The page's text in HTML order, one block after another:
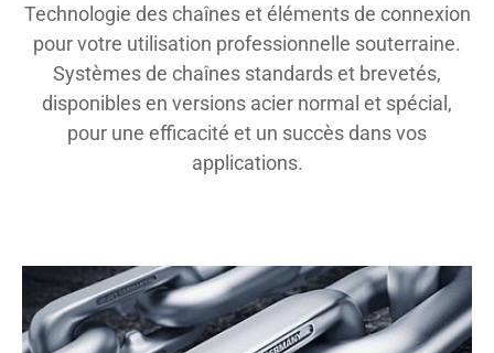
Technologie des chaînes et éléments de connexion
pour votre utilisation professionnelle souterraine.
Systèmes de chaînes standards et brevetés,
disponibles en versions acier normal et spécial,
pour une efficacité et un succès dans vos
applications.